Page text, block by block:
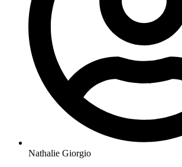
Nathalie Giorgio